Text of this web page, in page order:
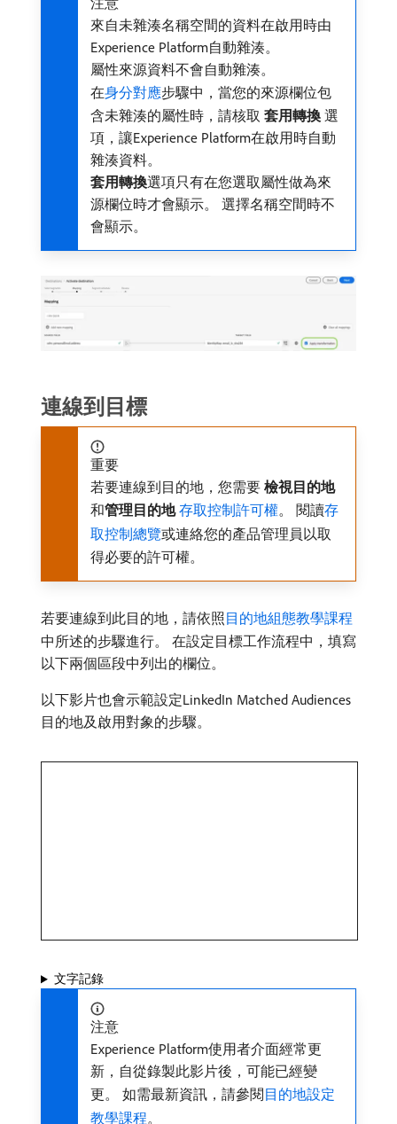
來自未雜湊名稱空間的資料在啟用時由
Experience Platform自動雜湊。
屬性來源資料不會自動雜湊。
在身分對應步驟中，當您的來源欄位包
含未雜湊的屬性時，請核取​ 套用轉換 ​選
項，讓Experience Platform在啟用時自動
雜湊資料。
套用轉換​選項只有在您選取屬性做為來
源欄位時才會顯示。 選擇名稱空間時不
會顯示。
連線到目標
重要
若要連線到目的地，您需要​ 檢視目的地​
和​管理目的地 存取控制許可權。 閱讀存
取控制總覽或連絡您的產品管理員以取
得必要的許可權。
若要連線到此目的地，請依照目的地組態教學課程
中所述的步驟進行。 在設定目標工作流程中，填寫
以下兩個區段中列出的欄位。
以下影片也會示範設定LinkedIn Matched Audiences
目的地及啟用對象的步驟。
文字記錄
注意
Experience Platform使用者介面經常更
新，自從錄製此影片後，可能已經變
更。 如需最新資訊，請參閱目的地設定
教學課程。